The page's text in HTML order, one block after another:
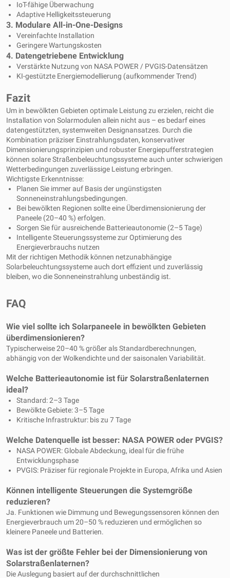
IoT-fähige Überwachung
Adaptive Helligkeitssteuerung
3. Modulare All-in-One-Designs
Vereinfachte Installation
Geringere Wartungskosten
4. Datengetriebene Entwicklung
Verstärkte Nutzung von NASA POWER / PVGIS-Datensätzen
KI-gestützte Energiemodellierung (aufkommender Trend)
Fazit
Um in bewölkten Gebieten optimale Leistung zu erzielen, reicht die
Installation von Solarmodulen allein nicht aus – es bedarf eines
datengestützten, systemweiten Designansatzes. Durch die
Kombination präziser Einstrahlungsdaten, konservativer
Dimensionierungsprinzipien und robuster Energiepufferstrategien
können solare Straßenbeleuchtungssysteme auch unter schwierigen
Wetterbedingungen zuverlässige Leistung erbringen.
Wichtigste Erkenntnisse:
Planen Sie immer auf Basis der ungünstigsten
Sonneneinstrahlungsbedingungen.
Bei bewölkten Regionen sollte eine Überdimensionierung der
Paneele (20–40 %) erfolgen.
Sorgen Sie für ausreichende Batterieautonomie (2–5 Tage)
Intelligente Steuerungssysteme zur Optimierung des
Energieverbrauchs nutzen
Mit der richtigen Methodik können netzunabhängige
Solarbeleuchtungssysteme auch dort effizient und zuverlässig
bleiben, wo die Sonneneinstrahlung unbeständig ist.
FAQ
Wie viel sollte ich Solarpaneele in bewölkten Gebieten
überdimensionieren?
Typischerweise 20–40 % größer als Standardberechnungen,
abhängig von der Wolkendichte und der saisonalen Variabilität.
Welche Batterieautonomie ist für Solarstraßenlaternen
ideal?
Standard: 2–3 Tage
Bewölkte Gebiete: 3–5 Tage
Kritische Infrastruktur: bis zu 7 Tage
Welche Datenquelle ist besser: NASA POWER oder PVGIS?
NASA POWER: Globale Abdeckung, ideal für die frühe
Entwicklungsphase
PVGIS: Präziser für regionale Projekte in Europa, Afrika und Asien
Können intelligente Steuerungen die Systemgröße
reduzieren?
Ja. Funktionen wie Dimmung und Bewegungssensoren können den
Energieverbrauch um 20–50 % reduzieren und ermöglichen so
kleinere Paneele und Batterien.
Was ist der größte Fehler bei der Dimensionierung von
Solarstraßenlaternen?
Die Auslegung basiert auf der durchschnittlichen